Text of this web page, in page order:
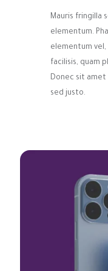
Mauris fringilla
elementum.
elementum vel,
facilisis, quam
Donec sit amet
sed justo.